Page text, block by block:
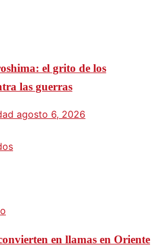
el grito de los
las guerras
agosto 6, 2026
en llamas en Oriente